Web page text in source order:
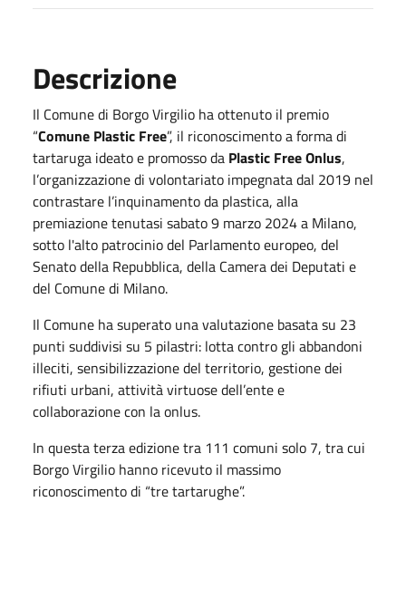
Descrizione
Il Comune di Borgo Virgilio ha ottenuto il premio
“Comune Plastic Free”, il riconoscimento a forma di
tartaruga ideato e promosso da Plastic Free Onlus,
l’organizzazione di volontariato impegnata dal 2019 nel
contrastare l’inquinamento da plastica, alla
premiazione tenutasi sabato 9 marzo 2024 a Milano,
sotto l'alto patrocinio del Parlamento europeo, del
Senato della Repubblica, della Camera dei Deputati e
del Comune di Milano.
Il Comune ha superato una valutazione basata su 23
punti suddivisi su 5 pilastri: lotta contro gli abbandoni
illeciti, sensibilizzazione del territorio, gestione dei
rifiuti urbani, attività virtuose dell’ente e
collaborazione con la onlus.
In questa terza edizione tra 111 comuni solo 7, tra cui
Borgo Virgilio hanno ricevuto il massimo
riconoscimento di “tre tartarughe”.